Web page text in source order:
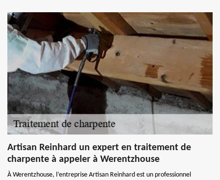
Artisan Reinhard un expert en traitement de
charpente à appeler à Werentzhouse
À Werentzhouse, l’entreprise Artisan Reinhard est un professionnel